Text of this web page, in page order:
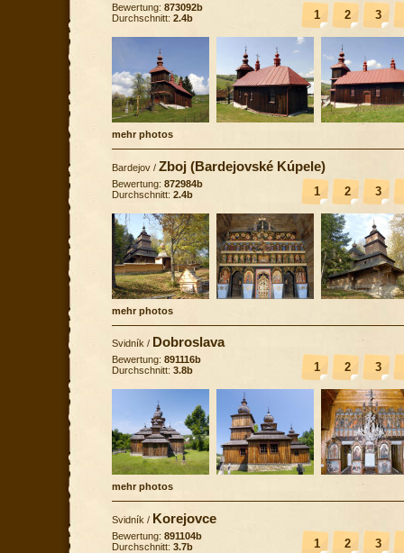
1 2 3
Bewertung: 873092b
Durchschnitt: 2.4b
mehr photos
Bardejov / Zboj (Bardejovské Kúpele)
1 2 3
Bewertung: 872984b
Durchschnitt: 2.4b
mehr photos
Svidník / Dobroslava
1 2 3
Bewertung: 891116b
Durchschnitt: 3.8b
mehr photos
Svidník / Korejovce
1 2 3
Bewertung: 891104b
Durchschnitt: 3.7b